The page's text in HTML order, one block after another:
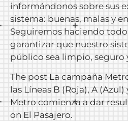
informándonos sobre sus
sistema: buenas, malas y
Seguiremos haciendo
garantizar que nuestro
público sea limpio, seguro
The post La campaña
las Líneas B (Roja), A
Metro comienza a dar
on El Pasajero.